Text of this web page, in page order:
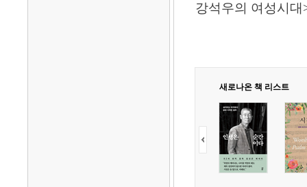
강석우의 여성시
새로나온 책 리스트